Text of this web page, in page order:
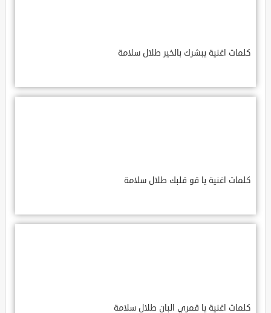
كلمات اغنية يبشرك بالخير طلال سلامة
كلمات اغنية يا قو قلبك طلال سلامة
كلمات اغنية يا قمري البان طلال سلامة